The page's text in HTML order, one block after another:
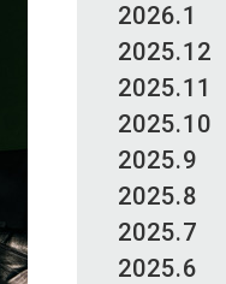
2026.1
2025.12
2025.11
2025.10
2025.9
2025.8
2025.7
2025.6